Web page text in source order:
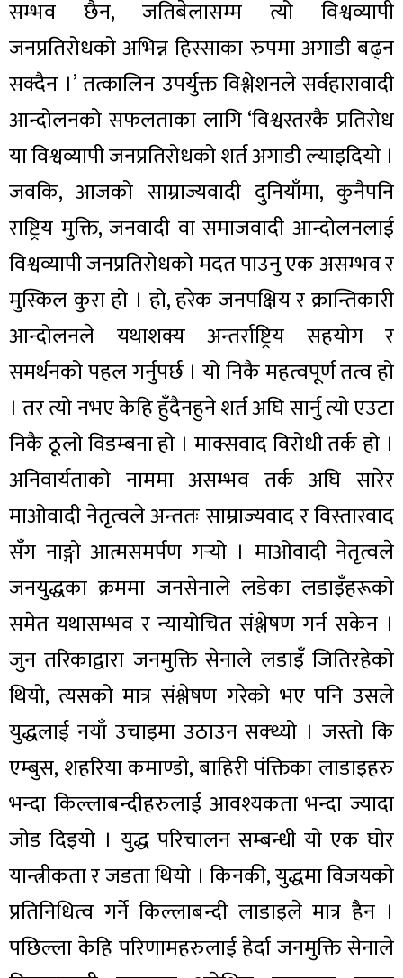
सम्भव छैन, जतिबेलासम्म त्यो विश्वव्यापी
जनप्रतिरोधको अभिन्न हिस्साका रुपमा अगाडी बढ्न
सक्दैन ।’ तत्कालिन उपर्युक्त विश्लेशनले सर्वहारावादी
आन्दोलनको सफलताका लागि ‘विश्वस्तरकै प्रतिरोध
या विश्वव्यापी जनप्रतिरोधको शर्त अगाडी ल्याइदियो ।
जवकि, आजको साम्राज्यवादी दुनियाँमा, कुनैपनि
राष्ट्रिय मुक्ति, जनवादी वा समाजवादी आन्दोलनलाई
विश्वव्यापी जनप्रतिरोधको मदत पाउनु एक असम्भव र
मुस्किल कुरा हो । हो, हरेक जनपक्षिय र क्रान्तिकारी
आन्दोलनले यथाशक्य अन्तर्राष्ट्रिय सहयोग र
समर्थनको पहल गर्नुपर्छ । यो निकै महत्वपूर्ण तत्व हो
। तर त्यो नभए केहि हुँदैनहुने शर्त अघि सार्नु त्यो एउटा
निकै ठूलो विडम्बना हो । माक्सवाद विरोधी तर्क हो ।
अनिवार्यताको नाममा असम्भव तर्क अघि सारेर
माओवादी नेतृत्वले अन्ततः साम्राज्यवाद र विस्तारवाद
सँग नाङ्गो आत्मसमर्पण गर्‍यो । माओवादी नेतृत्वले
जनयुद्धका क्रममा जनसेनाले लडेका लडाइँहरूको
समेत यथासम्भव र न्यायोचित संश्लेषण गर्न सकेन ।
जुन तरिकाद्वारा जनमुक्ति सेनाले लडाइँ जितिरहेको
थियो, त्यसको मात्र संश्लेषण गरेको भए पनि उसले
युद्धलाई नयाँ उचाइमा उठाउन सक्थ्यो । जस्तो कि
एम्बुस, शहरिया कमाण्डो, बाहिरी पंक्तिका लाडाइहरु
भन्दा किल्लाबन्दीहरुलाई आवश्यकता भन्दा ज्यादा
जोड दिइयो । युद्ध परिचालन सम्बन्धी यो एक घोर
यान्त्रीकता र जडता थियो । किनकी, युद्धमा विजयको
प्रतिनिधित्व गर्ने किल्लाबन्दी लाडाइले मात्र हैन ।
पछिल्ला केहि परिणामहरुलाई हेर्दा जनमुक्ति सेनाले